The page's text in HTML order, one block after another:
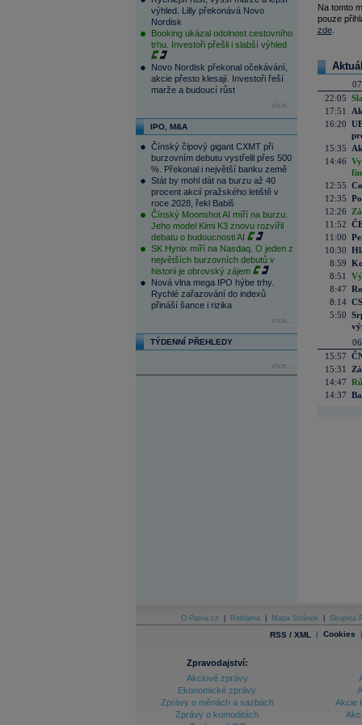
výhled. Lilly překonává Novo
Nordisk
Booking ukázal odolnost cestovního
trhu. Investoři přešli i slabší výhled
Novo Nordisk překonal očekávání,
akcie přesto klesají. Investoři řeší
marže a budoucí růst
více...
IPO, M&A
Čínský čipový gigant CXMT při
burzovním debutu vystřelil přes 500
%. Překonal i největší banku země
Stát by mohl dát na burzu až 40
procent akcií pražského letiště v
roce 2028, řekl Babiš
Čínský Moonshot AI míří na burzu.
Jeho model Kimi K3 znovu rozvířil
debatu o budoucnosti AI
SK Hynix míří na Nasdaq. O jeden z
největších burzovních debutů v
historii je obrovský zájem
Nová vlna mega IPO hýbe trhy.
Rychlé zařazování do indexů
přináší šance i rizika
více...
TÝDENNÍ PŘEHLEDY
více...
Na tomto
pouze
zde.
22:05
17:51
16:20
15:35
14:46
12:55
12:35
12:26
11:52
11:00
10:30
8:59
8:51
8:47
8:14
5:50
15:57
15:31
14:47
14:37
O Patria.cz Reklama Mapa Stránek Skupina
RSS / XML | Cookies |
Zpravodajství:
Akciové zprávy
Ekonomické zprávy
Zprávy o měnách a sazbách
Zprávy o komoditách
Akcie